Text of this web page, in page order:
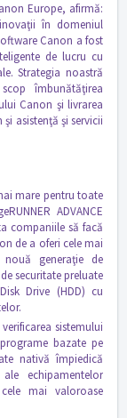
Europe, afirmă:
în domeniul
Canon a fost
de lucru cu
Strategia noastră
îmbunătăţirea
Canon şi livrarea
asistenţă şi servicii
mare pentru toate
ADVANCE
companiile să facă
de a oferi cele mai
generaţie de
securitate preluate
Drive (HDD) cu
sistemului
bazate pe
nativă împiedică
echipamentelor
mai valoroase